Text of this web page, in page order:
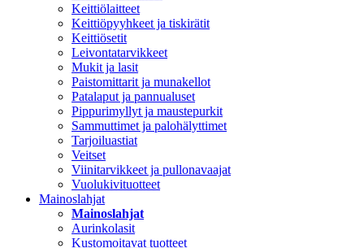
Keittiölaitteet
Keittiöpyyhkeet ja tiskirätit
Keittiösetit
Leivontatarvikkeet
Mukit ja lasit
Paistomittarit ja munakellot
Patalaput ja pannualuset
Pippurimyllyt ja maustepurkit
Sammuttimet ja palohälyttimet
Tarjoiluastiat
Veitset
Viinitarvikkeet ja pullonavaajat
Vuolukivituotteet
Mainoslahjat
Mainoslahjat
Aurinkolasit
Kustomoitavat tuotteet